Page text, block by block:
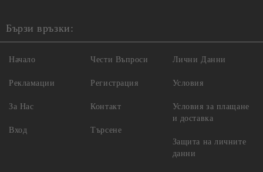
Бързи връзки:
Начало
Рекламации
За Нас
Вход
Чести Въпроси
Регистрация
Контакт
Търсене
Лични Данни
Условия
Условия за плащане
и доставка
Защита на личните
данни